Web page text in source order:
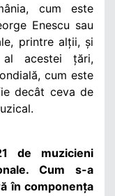
cum este
Enescu sau
printre alții, și
acestei țări,
cum este
decât ceva de
de muzicieni
Cum s-a
în componența